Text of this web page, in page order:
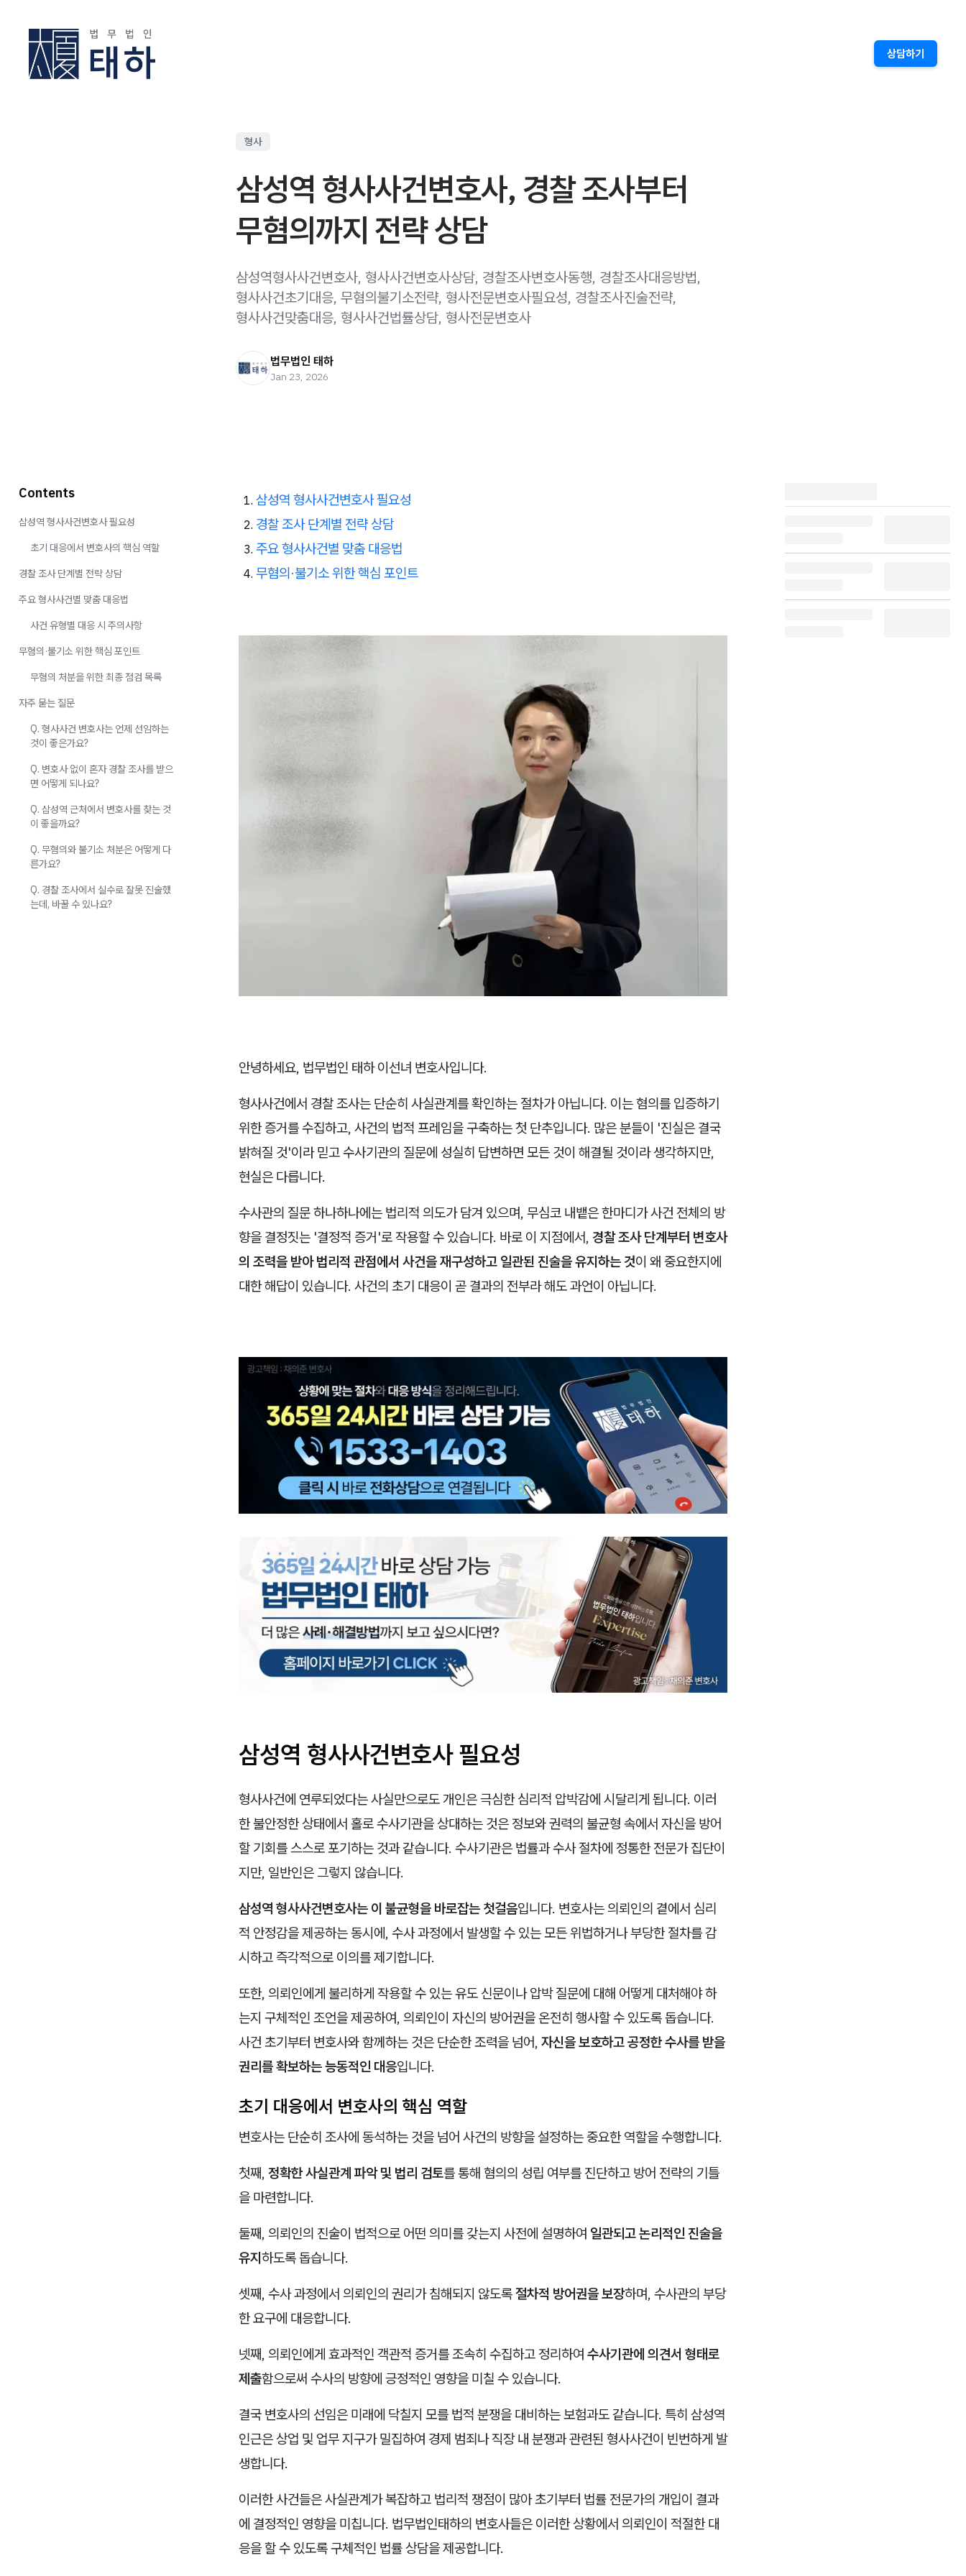
상담하기
형사
삼성역 형사사건변호사, 경찰 조사부터
무혐의까지 전략 상담
삼성역형사사건변호사, 형사사건변호사상담, 경찰조사변호사동행, 경찰조사대응방법,
형사사건초기대응, 무혐의불기소전략, 형사전문변호사필요성, 경찰조사진술전략,
형사사건맞춤대응, 형사사건법률상담, 형사전문변호사
법무법인 태하
Jan 23, 2026
삼성역 형사사건변호사 필요성
경찰 조사 단계별 전략 상담
주요 형사사건별 맞춤 대응법
무혐의·불기소 위한 핵심 포인트
안녕하세요, 법무법인 태하 이선녀 변호사입니다.
형사사건에서 경찰 조사는 단순히 사실관계를 확인하는 절차가 아닙니다. 이는 혐의를 입증하기
위한 증거를 수집하고, 사건의 법적 프레임을 구축하는 첫 단추입니다. 많은 분들이 '진실은 결국
밝혀질 것'이라 믿고 수사기관의 질문에 성실히 답변하면 모든 것이 해결될 것이라 생각하지만,
현실은 다릅니다.
수사관의 질문 하나하나에는 법리적 의도가 담겨 있으며, 무심코 내뱉은 한마디가 사건 전체의 방
향을 결정짓는 '결정적 증거'로 작용할 수 있습니다. 바로 이 지점에서, 경찰 조사 단계부터 변호사
의 조력을 받아 법리적 관점에서 사건을 재구성하고 일관된 진술을 유지하는 것이 왜 중요한지에
대한 해답이 있습니다. 사건의 초기 대응이 곧 결과의 전부라 해도 과언이 아닙니다.
삼성역 형사사건변호사 필요성
형사사건에 연루되었다는 사실만으로도 개인은 극심한 심리적 압박감에 시달리게 됩니다. 이러
한 불안정한 상태에서 홀로 수사기관을 상대하는 것은 정보와 권력의 불균형 속에서 자신을 방어
할 기회를 스스로 포기하는 것과 같습니다. 수사기관은 법률과 수사 절차에 정통한 전문가 집단이
지만, 일반인은 그렇지 않습니다.
삼성역 형사사건변호사는 이 불균형을 바로잡는 첫걸음입니다. 변호사는 의뢰인의 곁에서 심리
적 안정감을 제공하는 동시에, 수사 과정에서 발생할 수 있는 모든 위법하거나 부당한 절차를 감
시하고 즉각적으로 이의를 제기합니다.
또한, 의뢰인에게 불리하게 작용할 수 있는 유도 신문이나 압박 질문에 대해 어떻게 대처해야 하
는지 구체적인 조언을 제공하여, 의뢰인이 자신의 방어권을 온전히 행사할 수 있도록 돕습니다.
사건 초기부터 변호사와 함께하는 것은 단순한 조력을 넘어, 자신을 보호하고 공정한 수사를 받을
권리를 확보하는 능동적인 대응입니다.
초기 대응에서 변호사의 핵심 역할
변호사는 단순히 조사에 동석하는 것을 넘어 사건의 방향을 설정하는 중요한 역할을 수행합니다.
첫째, 정확한 사실관계 파악 및 법리 검토를 통해 혐의의 성립 여부를 진단하고 방어 전략의 기틀
을 마련합니다.
둘째, 의뢰인의 진술이 법적으로 어떤 의미를 갖는지 사전에 설명하여 일관되고 논리적인 진술을
유지하도록 돕습니다.
셋째, 수사 과정에서 의뢰인의 권리가 침해되지 않도록절차적 방어권을 보장하며, 수사관의 부당
한 요구에 대응합니다.
넷째, 의뢰인에게 효과적인 객관적 증거를 조속히 수집하고 정리하여 수사기관에 의견서 형태로
제출함으로써 수사의 방향에 긍정적인 영향을 미칠 수 있습니다.
결국 변호사의 선임은 미래에 닥칠지 모를 법적 분쟁을 대비하는 보험과도 같습니다. 특히 삼성역
인근은 상업 및 업무 지구가 밀집하여 경제 범죄나 직장 내 분쟁과 관련된 형사사건이 빈번하게 발
생합니다.
이러한 사건들은 사실관계가 복잡하고 법리적 쟁점이 많아 초기부터 법률 전문가의 개입이 결과
에 결정적인 영향을 미칩니다. 법무법인태하의 변호사들은 이러한 상황에서 의뢰인이 적절한 대
응을 할 수 있도록 구체적인 법률 상담을 제공합니다.
Contents
삼성역 형사사건변호사 필요성
초기 대응에서 변호사의 핵심 역할
경찰 조사 단계별 전략 상담
주요 형사사건별 맞춤 대응법
사건 유형별 대응 시 주의사항
무혐의·불기소 위한 핵심 포인트
무혐의 처분을 위한 최종 점검 목록
자주 묻는 질문
Q. 형사사건 변호사는 언제 선임하는
것이 좋은가요?
Q. 변호사 없이 혼자 경찰 조사를 받으
면 어떻게 되나요?
Q. 삼성역 근처에서 변호사를 찾는 것
이 좋을까요?
Q. 무혐의와 불기소 처분은 어떻게 다
른가요?
Q. 경찰 조사에서 실수로 잘못 진술했
는데, 바꿀 수 있나요?